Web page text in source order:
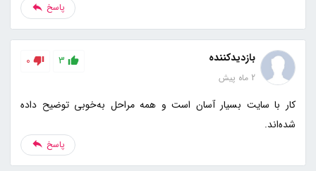
پاسخ
بازدیدکننده
2 ماه پیش
3
0
کار با سایت بسیار آسان است و همه مراحل به‌خوبی توضیح داده
شده‌اند.
پاسخ